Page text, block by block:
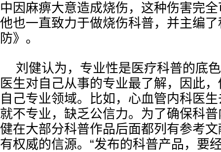
中因麻痹大意造成烧伤，这种伤害完
他也一直致力于做烧伤科普，并主编
防》。
刘健认为，专业性是医疗科普的底
医生对自己从事的专业最了解，因此
自己专业领域。比如，心血管内科医
就不专业，缺乏公信力。为了确保科
健在大部分科普作品后面都列有参考
有权威的信源。“发布的科普产品，要